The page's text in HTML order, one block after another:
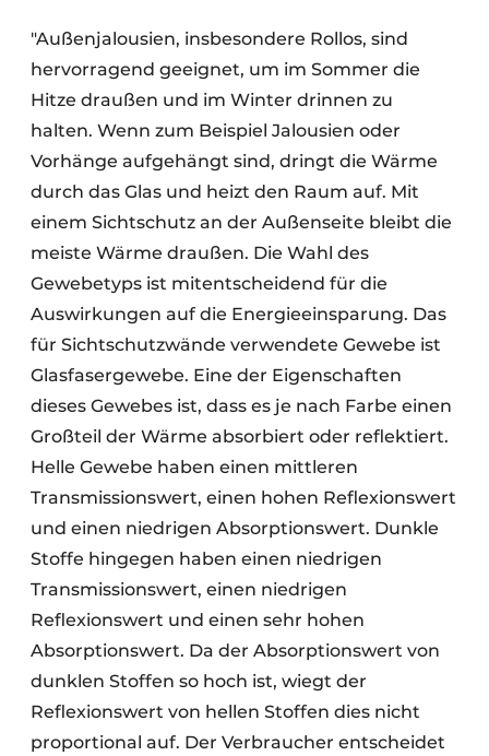
"Außenjalousien, insbesondere Rollos, sind
hervorragend geeignet, um im Sommer die
Hitze draußen und im Winter drinnen zu
halten. Wenn zum Beispiel Jalousien oder
Vorhänge aufgehängt sind, dringt die Wärme
durch das Glas und heizt den Raum auf. Mit
einem Sichtschutz an der Außenseite bleibt die
meiste Wärme draußen. Die Wahl des
Gewebetyps ist mitentscheidend für die
Auswirkungen auf die Energieeinsparung. Das
für Sichtschutzwände verwendete Gewebe ist
Glasfasergewebe. Eine der Eigenschaften
dieses Gewebes ist, dass es je nach Farbe einen
Großteil der Wärme absorbiert oder reflektiert.
Helle Gewebe haben einen mittleren
Transmissionswert, einen hohen Reflexionswert
und einen niedrigen Absorptionswert. Dunkle
Stoffe hingegen haben einen niedrigen
Transmissionswert, einen niedrigen
Reflexionswert und einen sehr hohen
Absorptionswert. Da der Absorptionswert von
dunklen Stoffen so hoch ist, wiegt der
Reflexionswert von hellen Stoffen dies nicht
proportional auf. Der Verbraucher entscheidet